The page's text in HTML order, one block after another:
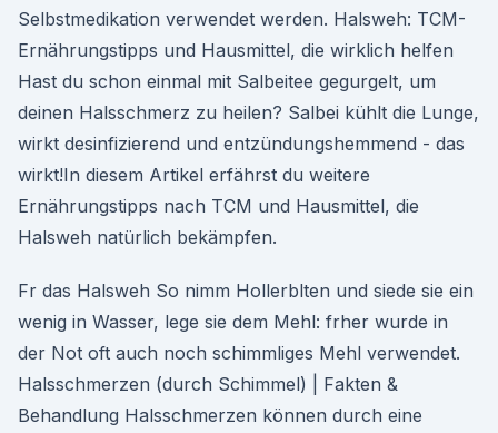
Selbstmedikation verwendet werden. Halsweh: TCM-
Ernährungstipps und Hausmittel, die wirklich helfen
Hast du schon einmal mit Salbeitee gegurgelt, um
deinen Halsschmerz zu heilen? Salbei kühlt die Lunge,
wirkt desinfizierend und entzündungshemmend - das
wirkt!In diesem Artikel erfährst du weitere
Ernährungstipps nach TCM und Hausmittel, die
Halsweh natürlich bekämpfen.
Fr das Halsweh So nimm Hollerblten und siede sie ein
wenig in Wasser, lege sie dem Mehl: frher wurde in
der Not oft auch noch schimmliges Mehl verwendet.
Halsschmerzen (durch Schimmel) | Fakten &
Behandlung Halsschmerzen können durch eine